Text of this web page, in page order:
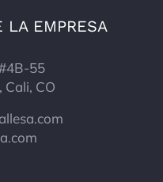
LA EMPRESA
55
Cali, CO